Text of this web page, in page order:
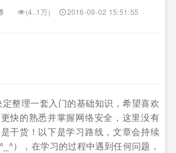
(4..1万) 2016-09-02 15:51:55
定整理一套入门的基础知识，希望喜欢
快的熟悉并掌握网络安全，这里没有
干货！以下是学习路线，文章会持续
），在学习的过程中遇到任何问题，